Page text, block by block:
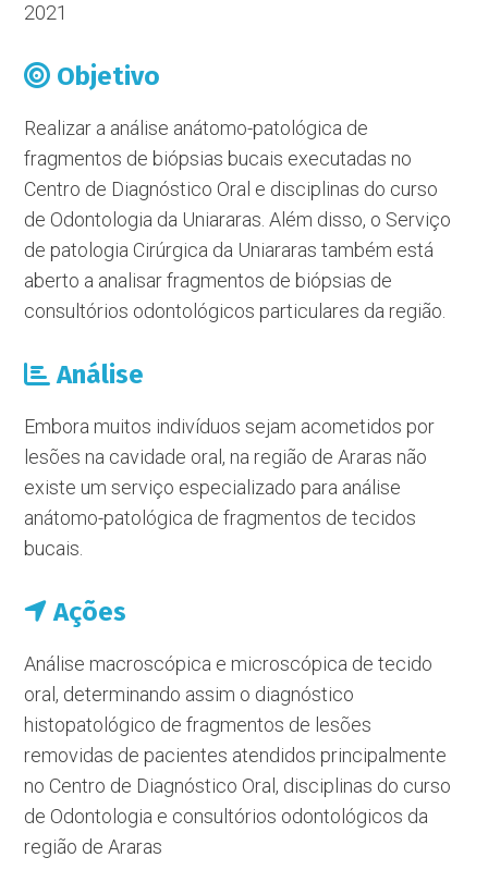
2021
Objetivo
Realizar a análise anátomo-patológica de
fragmentos de biópsias bucais executadas no
Centro de Diagnóstico Oral e disciplinas do curso
de Odontologia da Uniararas. Além disso, o Serviço
de patologia Cirúrgica da Uniararas também está
aberto a analisar fragmentos de biópsias de
consultórios odontológicos particulares da região.
Análise
Embora muitos indivíduos sejam acometidos por
lesões na cavidade oral, na região de Araras não
existe um serviço especializado para análise
anátomo-patológica de fragmentos de tecidos
bucais.
Ações
Análise macroscópica e microscópica de tecido
oral, determinando assim o diagnóstico
histopatológico de fragmentos de lesões
removidas de pacientes atendidos principalmente
no Centro de Diagnóstico Oral, disciplinas do curso
de Odontologia e consultórios odontológicos da
região de Araras